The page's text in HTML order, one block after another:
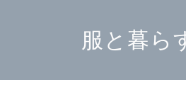
服と暮ら